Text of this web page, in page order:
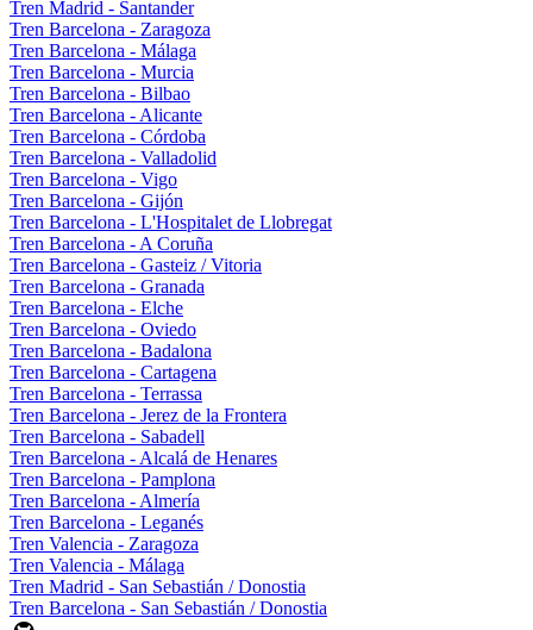
Tren Madrid - Santander
Tren Barcelona - Zaragoza
Tren Barcelona - Málaga
Tren Barcelona - Murcia
Tren Barcelona - Bilbao
Tren Barcelona - Alicante
Tren Barcelona - Córdoba
Tren Barcelona - Valladolid
Tren Barcelona - Vigo
Tren Barcelona - Gijón
Tren Barcelona - L'Hospitalet de Llobregat
Tren Barcelona - A Coruña
Tren Barcelona - Gasteiz / Vitoria
Tren Barcelona - Granada
Tren Barcelona - Elche
Tren Barcelona - Oviedo
Tren Barcelona - Badalona
Tren Barcelona - Cartagena
Tren Barcelona - Terrassa
Tren Barcelona - Jerez de la Frontera
Tren Barcelona - Sabadell
Tren Barcelona - Alcalá de Henares
Tren Barcelona - Pamplona
Tren Barcelona - Almería
Tren Barcelona - Leganés
Tren Valencia - Zaragoza
Tren Valencia - Málaga
Tren Madrid - San Sebastián / Donostia
Tren Barcelona - San Sebastián / Donostia